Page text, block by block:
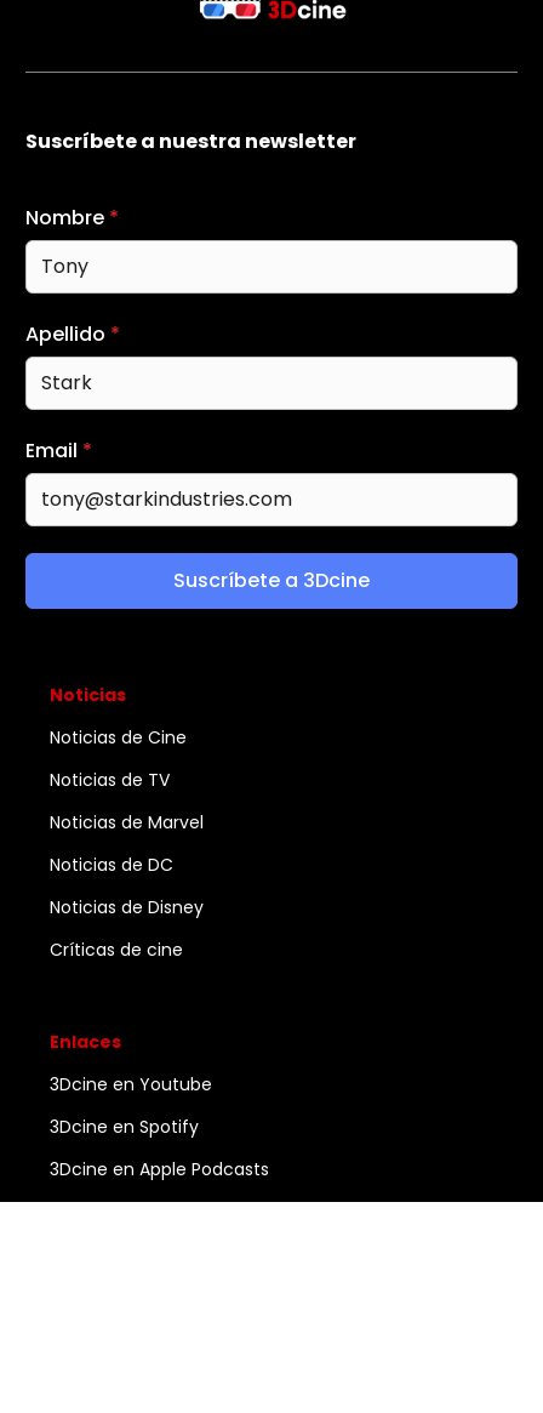
Suscríbete a nuestra newsletter
Nombre *
Apellido *
Email *
Suscríbete a 3Dcine
Noticias
Noticias de Cine
Noticias de TV
Noticias de Marvel
Noticias de DC
Noticias de Disney
Críticas de cine
Enlaces
3Dcine en Youtube
3Dcine en Spotify
3Dcine en Apple Podcasts